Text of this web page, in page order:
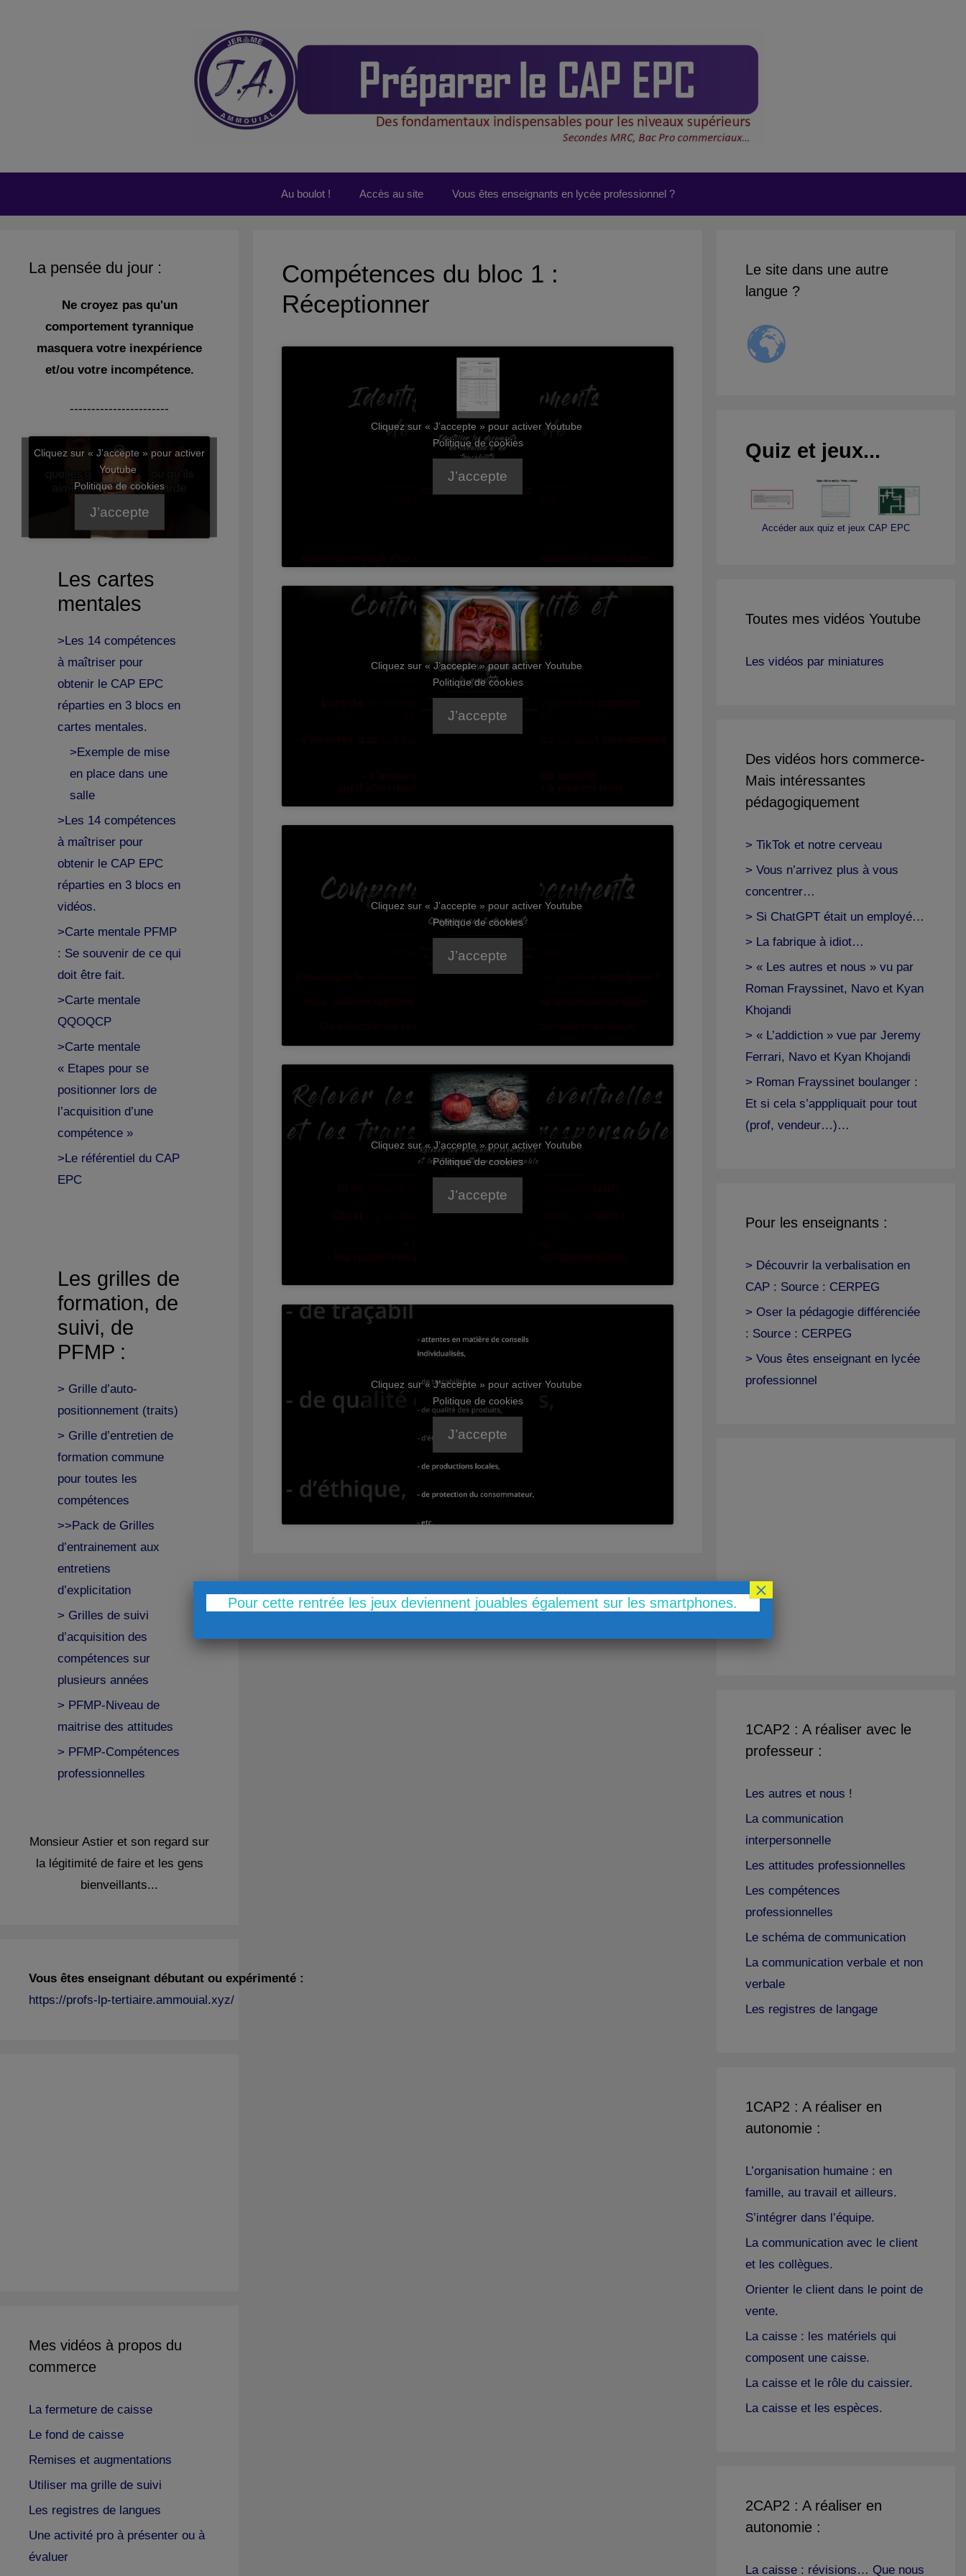
Au boulot ! Accès au site Vous êtes enseignants en lycée professionnel ?
Compétences du bloc 1 :
Réceptionner
Cliquez sur « J’accepte » pour activer Youtube
Politique de cookies
J’accepte
Cliquez sur « J’accepte » pour activer Youtube
Politique de cookies
J’accepte
Cliquez sur « J’accepte » pour activer Youtube
Politique de cookies
J’accepte
Cliquez sur « J’accepte » pour activer Youtube
Politique de cookies
J’accepte
Cliquez sur « J’accepte » pour activer Youtube
Politique de cookies
J’accepte
La pensée du jour :
Ne croyez pas qu'un
comportement tyrannique
masquera votre inexpérience
et/ou votre incompétence.
-----------------------
Cliquez sur « J’accepte » pour activer
Youtube
Politique de cookies
J’accepte
Les cartes
mentales
>Les 14 compétences
à maîtriser pour
obtenir le CAP EPC
réparties en 3 blocs en
cartes mentales.
>Exemple de mise
en place dans une
salle
>Les 14 compétences
à maîtriser pour
obtenir le CAP EPC
réparties en 3 blocs en
vidéos.
>Carte mentale PFMP
: Se souvenir de ce qui
doit être fait.
>Carte mentale
QQOQCP
>Carte mentale
« Etapes pour se
positionner lors de
l’acquisition d’une
compétence »
>Le référentiel du CAP
EPC
Les grilles de
formation, de
suivi, de
PFMP :
> Grille d’auto-
positionnement (traits)
> Grille d’entretien de
formation commune
pour toutes les
compétences
>>Pack de Grilles
d’entrainement aux
entretiens
d’explicitation
> Grilles de suivi
d’acquisition des
compétences sur
plusieurs années
> PFMP-Niveau de
maitrise des attitudes
> PFMP-Compétences
professionnelles
Monsieur Astier et son regard sur
la légitimité de faire et les gens
bienveillants...
Vous êtes enseignant débutant ou expérimenté :
https://profs-lp-tertiaire.ammouial.xyz/
Mes vidéos à propos du
commerce
La fermeture de caisse
Le fond de caisse
Remises et augmentations
Utiliser ma grille de suivi
Les registres de langues
Une activité pro à présenter ou à
évaluer
Le site dans une autre
langue ?
Quiz et jeux...
Accéder aux quiz et jeux CAP EPC
Toutes mes vidéos Youtube
Les vidéos par miniatures
Des vidéos hors commerce-
Mais intéressantes
pédagogiquement
> TikTok et notre cerveau
> Vous n’arrivez plus à vous
concentrer…
> Si ChatGPT était un employé…
> La fabrique à idiot…
> « Les autres et nous » vu par
Roman Frayssinet, Navo et Kyan
Khojandi
> « L’addiction » vue par Jeremy
Ferrari, Navo et Kyan Khojandi
> Roman Frayssinet boulanger :
Et si cela s’apppliquait pour tout
(prof, vendeur…)…
Pour les enseignants :
> Découvrir la verbalisation en
CAP : Source : CERPEG
> Oser la pédagogie différenciée
: Source : CERPEG
> Vous êtes enseignant en lycée
professionnel
1CAP2 : A réaliser avec le
professeur :
Les autres et nous !
La communication
interpersonnelle
Les attitudes professionnelles
Les compétences
professionnelles
Le schéma de communication
La communication verbale et non
verbale
Les registres de langage
1CAP2 : A réaliser en
autonomie :
L’organisation humaine : en
famille, au travail et ailleurs.
S’intégrer dans l’équipe.
La communication avec le client
et les collègues.
Orienter le client dans le point de
vente.
La caisse : les matériels qui
composent une caisse.
La caisse et le rôle du caissier.
La caisse et les espèces.
2CAP2 : A réaliser en
autonomie :
La caisse : révisions… Que nous
Pour cette rentrée les jeux deviennent jouables également sur les smartphones. ×